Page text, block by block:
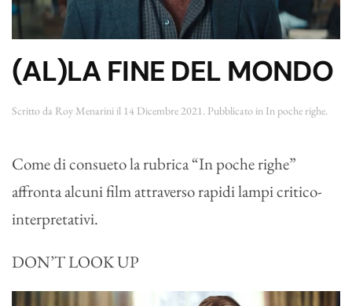
(AL)LA FINE DEL MONDO
Scritto da Roy Menarini il 14 Dicembre 2021. Pubblicato in In poche righe.
Come di consueto la rubrica “In poche righe”
affronta alcuni film attraverso rapidi lampi critico-
interpretativi.
DON’T LOOK UP